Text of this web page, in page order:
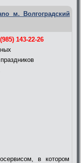
м. Волгоградский
143-22-26
в котором